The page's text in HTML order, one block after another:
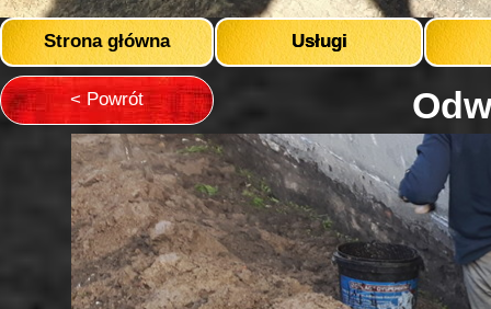
Usługi
Strona główna
< Powrót